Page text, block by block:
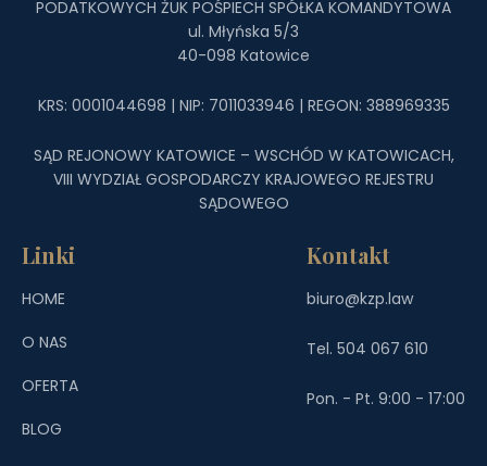
PODATKOWYCH ŻUK POŚPIECH SPÓŁKA KOMANDYTOWA
ul. Młyńska 5/3
40-098 Katowice
KRS: 0001044698 | NIP: 7011033946 | REGON: 388969335
SĄD REJONOWY KATOWICE – WSCHÓD W KATOWICACH,
VIII WYDZIAŁ GOSPODARCZY KRAJOWEGO REJESTRU
SĄDOWEGO
Kontakt
biuro@kzp.law
Tel. 504 067 610
Pon. - Pt. 9:00 - 17:00
Linki
HOME
O NAS
OFERTA
BLOG